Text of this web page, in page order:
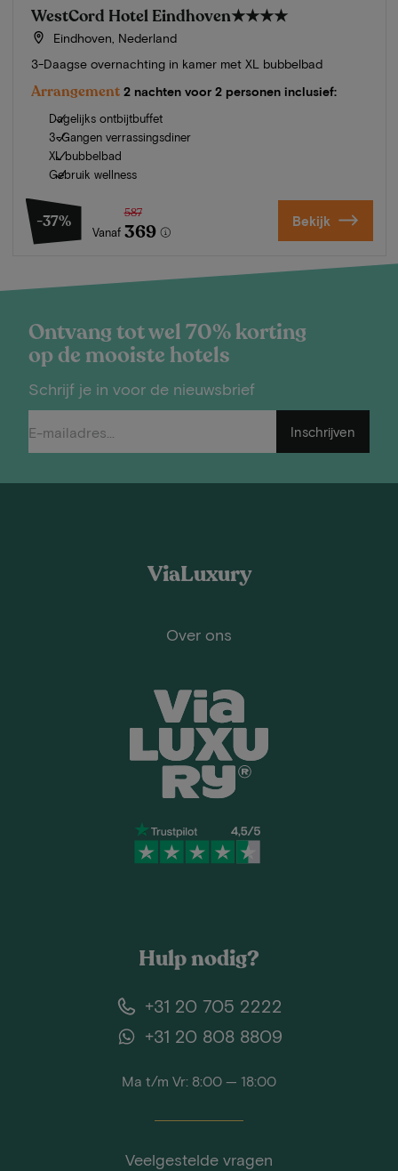
WestCord Hotel Eindhoven★★★★
Eindhoven, Nederland
3-Daagse overnachting in kamer met XL bubbelbad
Arrangement 2 nachten voor 2 personen inclusief:
Dagelijks ontbijtbuffet
3-Gangen verrassingsdiner
XL bubbelbad
Gebruik wellness
-37%
Vanaf
587
369 Bekijk
Ontvang tot wel 70% korting
op de mooiste hotels
Schrijf je in voor de nieuwsbrief
Inschrijven
ViaLuxury
Over ons
Hulp nodig?
+31 20 705 2222
+31 20 808 8809
Ma t/m Vr: 8:00 — 18:00
Veelgestelde vragen